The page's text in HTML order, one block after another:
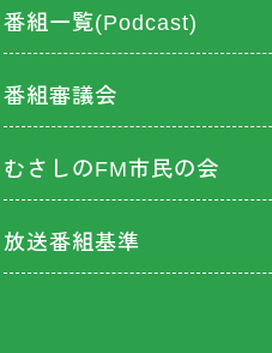
番組一覧(Podcast)
番組審議会
むさしのFM市民の会
放送番組基準